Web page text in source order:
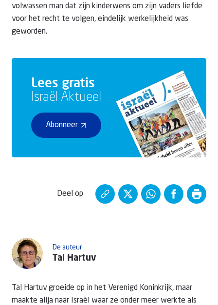
volwassen man dat zijn kinderwens om zijn vaders liefde
voor het recht te volgen, eindelijk werkelijkheid was
geworden.
Lees gratis
Israël Aktueel
Abonneer
De auteur
Tal Hartuv
Tal Hartuv groeide op in het Verenigd Koninkrijk, maar
maakte alija naar Israël waar ze onder meer werkte als
Deel op